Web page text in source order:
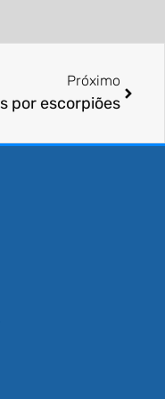
Próximo
por escorpiões